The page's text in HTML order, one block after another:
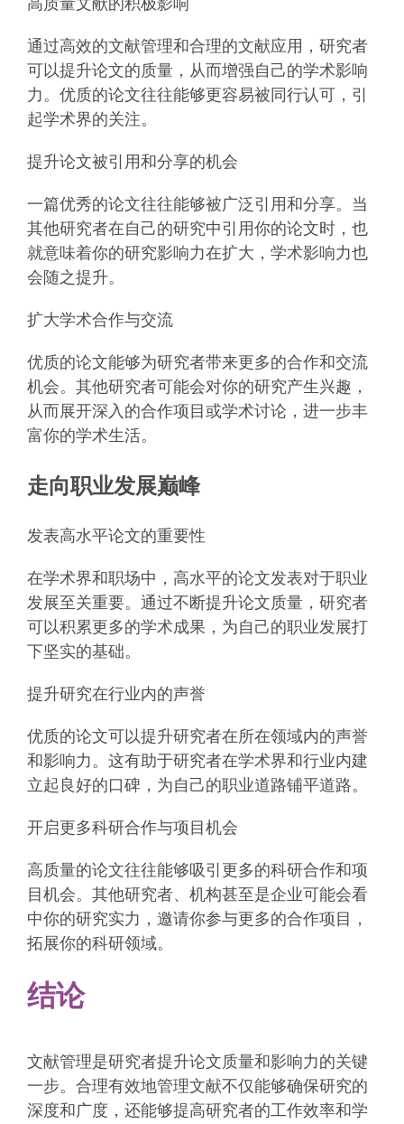
高质量文献的积极影响
通过高效的文献管理和合理的文献应用，研究者
可以提升论文的质量，从而增强自己的学术影响
力。优质的论文往往能够更容易被同行认可，引
起学术界的关注。
提升论文被引用和分享的机会
一篇优秀的论文往往能够被广泛引用和分享。当
其他研究者在自己的研究中引用你的论文时，也
就意味着你的研究影响力在扩大，学术影响力也
会随之提升。
扩大学术合作与交流
优质的论文能够为研究者带来更多的合作和交流
机会。其他研究者可能会对你的研究产生兴趣，
从而展开深入的合作项目或学术讨论，进一步丰
富你的学术生活。
走向职业发展巅峰
发表高水平论文的重要性
在学术界和职场中，高水平的论文发表对于职业
发展至关重要。通过不断提升论文质量，研究者
可以积累更多的学术成果，为自己的职业发展打
下坚实的基础。
提升研究在行业内的声誉
优质的论文可以提升研究者在所在领域内的声誉
和影响力。这有助于研究者在学术界和行业内建
立起良好的口碑，为自己的职业道路铺平道路。
开启更多科研合作与项目机会
高质量的论文往往能够吸引更多的科研合作和项
目机会。其他研究者、机构甚至是企业可能会看
中你的研究实力，邀请你参与更多的合作项目，
拓展你的科研领域。
结论
文献管理是研究者提升论文质量和影响力的关键
一步。合理有效地管理文献不仅能够确保研究的
深度和广度，还能够提高研究者的工作效率和学